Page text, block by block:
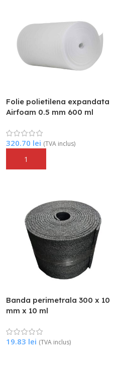
Folie polietilena expandata
Airfoam 0.5 mm 600 ml
320.70 lei (TVA inclus)
Adaugă În Coș
Banda perimetrala 300 x 10
mm x 10 ml
19.83 lei (TVA inclus)